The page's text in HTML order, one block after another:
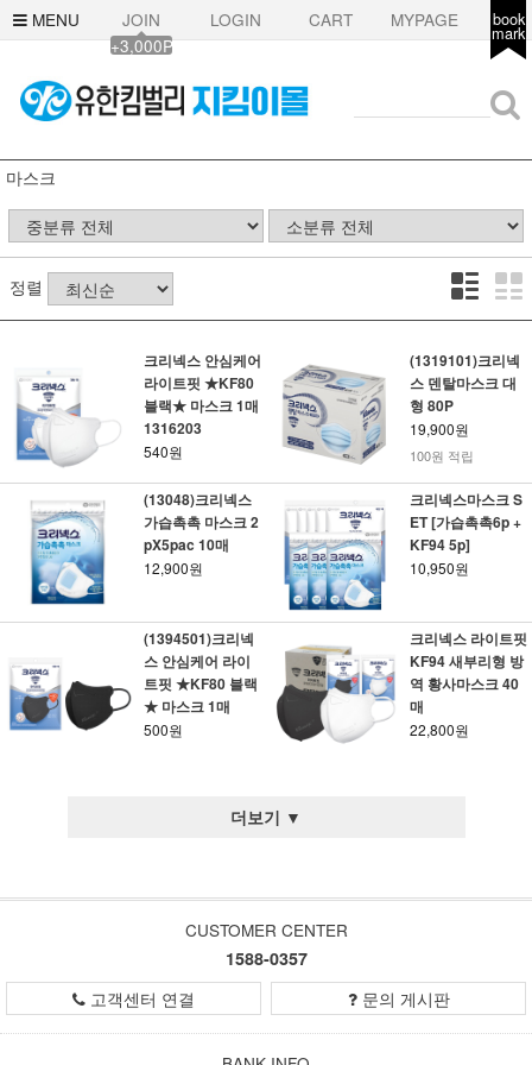
MENU
JOIN
+3,000P
LOGIN CART MYPAGE book
mark
마스크
정렬
크리넥스 안심케어
라이트핏 ★KF80
블랙★ 마스크 1매
1316203
540원
(1319101)크리넥
스 덴탈마스크 대
형 80P
19,900원
100원 적립
(13048)크리넥스
가습촉촉 마스크 2
pX5pac 10매
12,900원
크리넥스마스크 S
ET [가습촉촉6p +
KF94 5p]
10,950원
(1394501)크리넥
스 안심케어 라이
트핏 ★KF80 블랙
★ 마스크 1매
500원
크리넥스 라이트핏
KF94 새부리형 방
역 황사마스크 40
매
22,800원
더보기 ▼
CUSTOMER CENTER
1588-0357
고객센터 연결
문의 게시판